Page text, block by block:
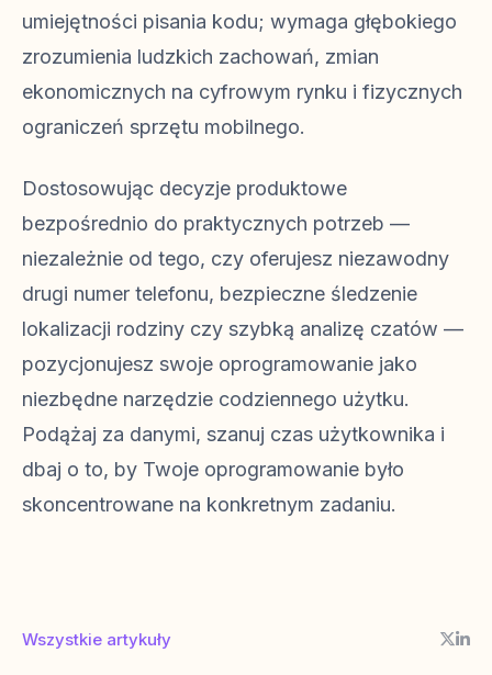
umiejętności pisania kodu; wymaga głębokiego
zrozumienia ludzkich zachowań, zmian
ekonomicznych na cyfrowym rynku i fizycznych
ograniczeń sprzętu mobilnego.
Dostosowując decyzje produktowe
bezpośrednio do praktycznych potrzeb —
niezależnie od tego, czy oferujesz niezawodny
drugi numer telefonu, bezpieczne śledzenie
lokalizacji rodziny czy szybką analizę czatów —
pozycjonujesz swoje oprogramowanie jako
niezbędne narzędzie codziennego użytku.
Podążaj za danymi, szanuj czas użytkownika i
dbaj o to, by Twoje oprogramowanie było
skoncentrowane na konkretnym zadaniu.
Wszystkie artykuły